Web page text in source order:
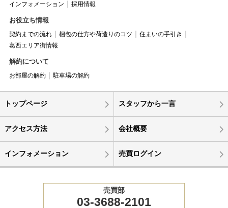
インフォメーション
採用情報
お役立ち情報
契約までの流れ 梱包の仕方や荷造りのコツ
住まいの手引き
葛西エリア街情報
解約について
お部屋の解約 駐車場の解約
トップページ スタッフから一言
アクセス方法 会社概要
インフォメーション 売買ログイン
売買部
03-3688-2101